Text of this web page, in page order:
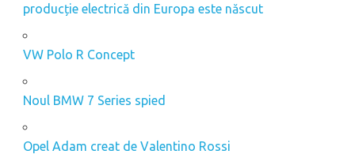
producție electrică din Europa este născut
VW Polo R Concept
Noul BMW 7 Series spied
Opel Adam creat de Valentino Rossi